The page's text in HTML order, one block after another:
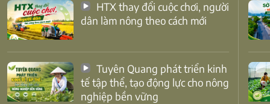
dân làm nông theo cách mới
tế tập thể, tạo động lực cho nông
nghiệp bền vững